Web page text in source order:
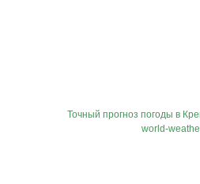
Точный прогноз погоды в
world-